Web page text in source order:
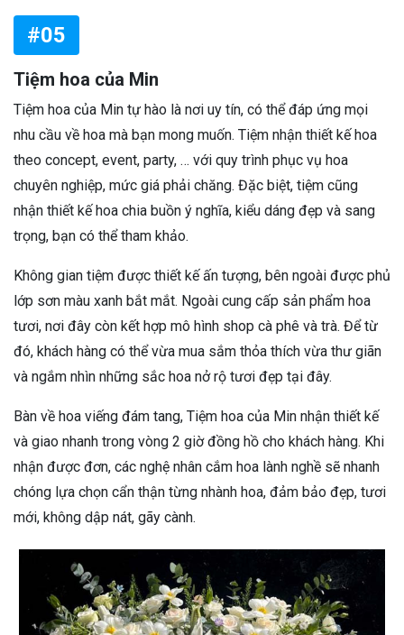
#05
Tiệm hoa của Min
Tiệm hoa của Min tự hào là nơi uy tín, có thể đáp ứng mọi
nhu cầu về hoa mà bạn mong muốn. Tiệm nhận thiết kế hoa
theo concept, event, party, … với quy trình phục vụ hoa
chuyên nghiệp, mức giá phải chăng. Đặc biệt, tiệm cũng
nhận thiết kế hoa chia buồn ý nghĩa, kiểu dáng đẹp và sang
trọng, bạn có thể tham khảo.
Không gian tiệm được thiết kế ấn tượng, bên ngoài được phủ
lớp sơn màu xanh bắt mắt. Ngoài cung cấp sản phẩm hoa
tươi, nơi đây còn kết hợp mô hình shop cà phê và trà. Để từ
đó, khách hàng có thể vừa mua sắm thỏa thích vừa thư giãn
và ngắm nhìn những sắc hoa nở rộ tươi đẹp tại đây.
Bàn về hoa viếng đám tang, Tiệm hoa của Min nhận thiết kế
và giao nhanh trong vòng 2 giờ đồng hồ cho khách hàng. Khi
nhận được đơn, các nghệ nhân cắm hoa lành nghề sẽ nhanh
chóng lựa chọn cẩn thận từng nhành hoa, đảm bảo đẹp, tươi
mới, không dập nát, gãy cành.